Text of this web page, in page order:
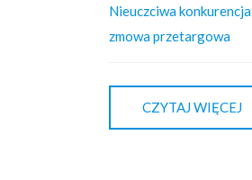
Nieuczciwa konkurencja
zmowa przetargowa
CZYTAJ WIĘCEJ